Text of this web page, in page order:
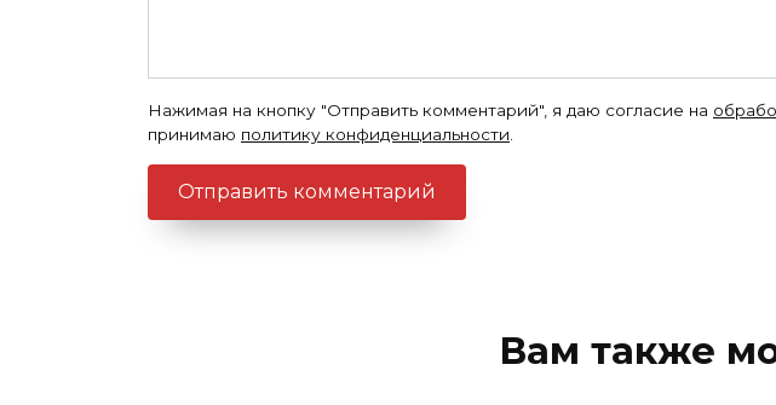
Нажимая на кнопку "Отправить комментарий", я даю согласие на
принимаю политику конфиденциальности.
Вам также